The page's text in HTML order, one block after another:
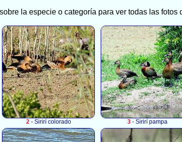
la especie o categoría para ver todas las fotos
2- Sirirí colorado 3- Sirirí pampa